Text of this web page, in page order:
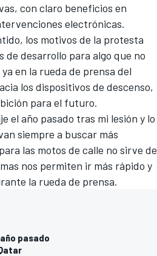
con claro beneficios en
electrónicas.
los motivos de la protesta
de desarrollo para algo que no
en la rueda de prensa del
los dispositivos de descenso,
para el futuro.
el año pasado tras mi lesión y lo
siempre a buscar más
las motos de calle no sirve de
nos permiten ir más rápido y
la rueda de prensa.
pasado